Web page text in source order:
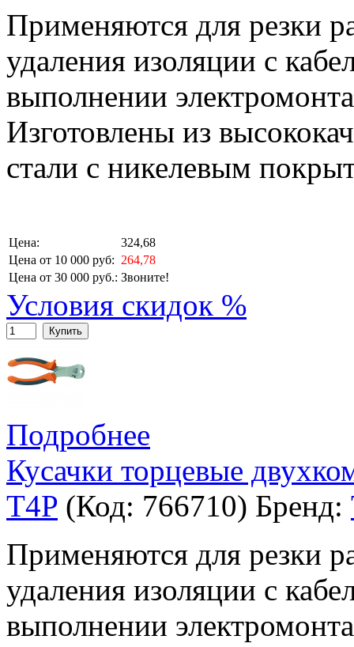
Применяются для резки
удаления изоляции с
выполнении
Изготовлены из
стали с никелевым
Цена:
324,68
Цена от 10 000 руб: 264,78
Цена от 30 000 руб.: Звоните!
Условия скидок %
Купить
Подробнее
Кусачки торцевые
T4P (Код: 766710) Бренд:
Применяются для резки
удаления изоляции с
выполнении